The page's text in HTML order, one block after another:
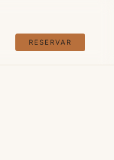
RESERVAR